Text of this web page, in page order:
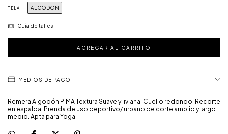
TELA ALGODON
Guía de talles
MEDIOS DE PAGO
Remera Algodón PIMA Textura Suave y liviana. Cuello redondo. Recorte
en espalda. Prenda de uso deportivo/ urbano de corte amplio y largo
medio. Apta para Yoga